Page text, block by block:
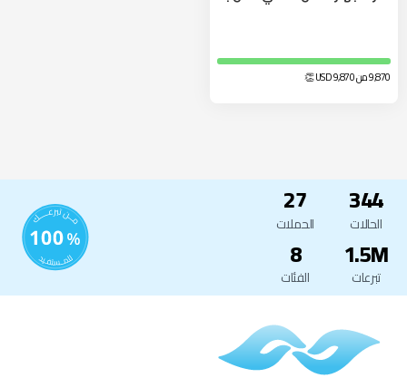
9,870 من 9,870 USD
👏
344
الحالات
27
الحملات
1.5M
تبرعات
8
الفئات